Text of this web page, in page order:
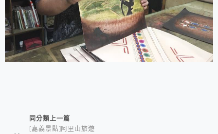
相連文章同分類上一篇
[嘉義景點]阿里山旅遊